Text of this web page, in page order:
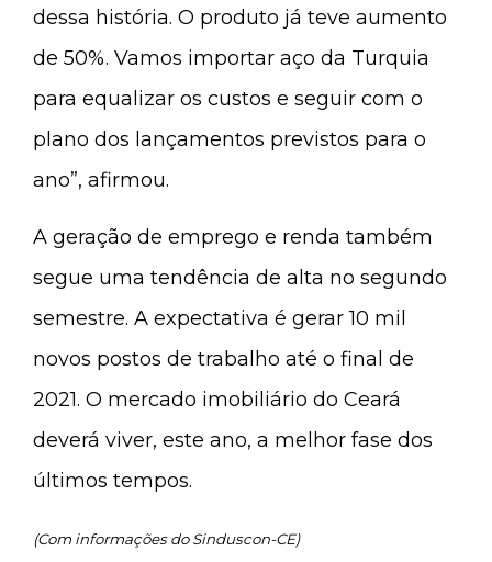
dessa história. O produto já teve aumento
de 50%. Vamos importar aço da Turquia
para equalizar os custos e seguir com o
plano dos lançamentos previstos para o
ano”, afirmou.
A geração de emprego e renda também
segue uma tendência de alta no segundo
semestre. A expectativa é gerar 10 mil
novos postos de trabalho até o final de
2021. O mercado imobiliário do Ceará
deverá viver, este ano, a melhor fase dos
últimos tempos.
(Com informações do Sinduscon-CE)